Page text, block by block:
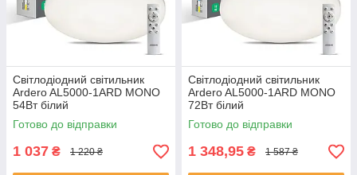
Світлодіодний світильник
Ardero AL5000-1ARD MONO
54Вт білий
Готово до відправки
1 037 ₴ 1 220 ₴
Світлодіодний світильник
Ardero AL5000-1ARD MONO
72Вт білий
Готово до відправки
1 348,95 ₴ 1 587 ₴